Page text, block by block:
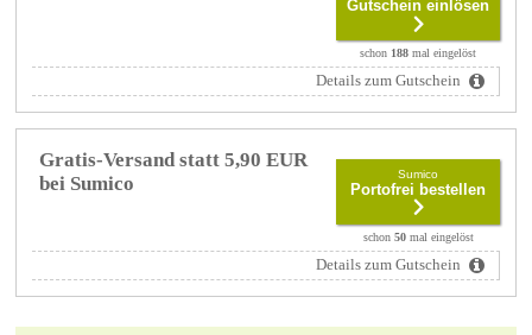
Gutschein einlösen
schon 188 mal eingelöst
Details zum Gutschein
Gratis-Versand statt 5,90 EUR
bei Sumico
Sumico
Portofrei bestellen
schon 50mal eingelöst
Details zum Gutschein